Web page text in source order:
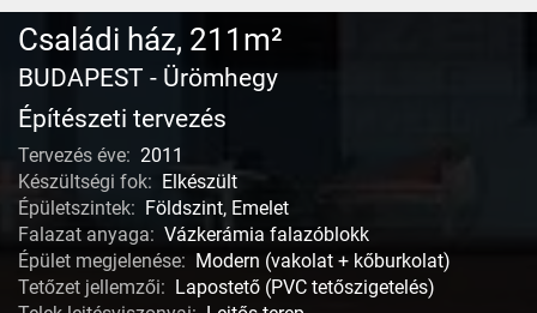
Családi ház, 211m²
BUDAPEST - Ürömhegy
Építészeti tervezés
Tervezés éve: 2011
Készültségi fok: Elkészült
Épületszintek: Földszint, Emelet
Falazat anyaga: Vázkerámia falazóblokk
Épület megjelenése: Modern (vakolat + kőburkolat)
Tetőzet jellemzői: Lapostető (PVC tetőszigetelés)